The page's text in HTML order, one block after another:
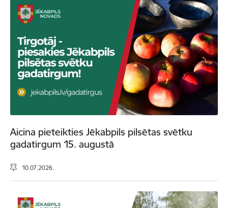
Aicina pieteikties Jēkabpils pilsētas svētku
gadatirgum 15. augustā
10.07.2026.